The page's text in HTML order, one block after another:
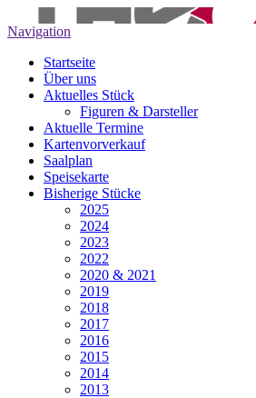
Navigation
Startseite
Über uns
Aktuelles Stück
Figuren & Darsteller
Aktuelle Termine
Kartenvorverkauf
Saalplan
Speisekarte
Bisherige Stücke
2025
2024
2023
2022
2020 & 2021
2019
2018
2017
2016
2015
2014
2013